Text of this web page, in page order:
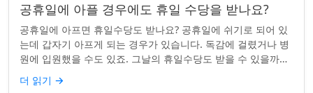
공휴일에 아플 경우에도 휴일 수당을 받나요?
공휴일에 아프면 휴일수당도 받나요? 공휴일에 쉬기로 되어 있
는데 갑자기 아프게 되는 경우가 있습니다. 독감에 걸렸거나 병
원에 입원했을 수도 있죠. 그날의 휴일수당도 받을 수 있을까요?
이는 흔한 질문이며, 답변은 주...
더 읽기 →